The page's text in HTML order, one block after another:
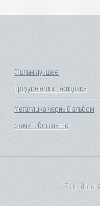
Фильм лучшее
предложение концовка
Металлика черный альбом
скачать бесплатно
© Untitled.